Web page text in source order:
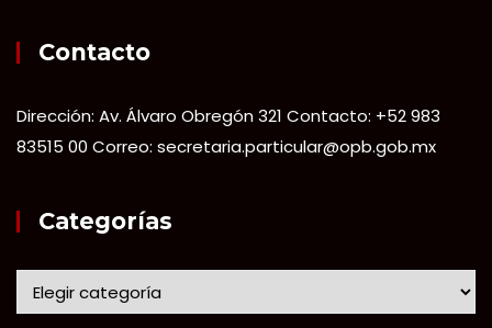
Contacto
Dirección: Av. Álvaro Obregón 321 Contacto: +52 983
83515 00 Correo: secretaria.particular@opb.gob.mx
Categorías